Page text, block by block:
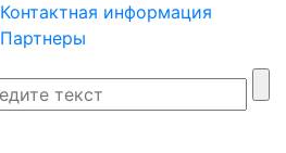
Контактная информация
Партнеры